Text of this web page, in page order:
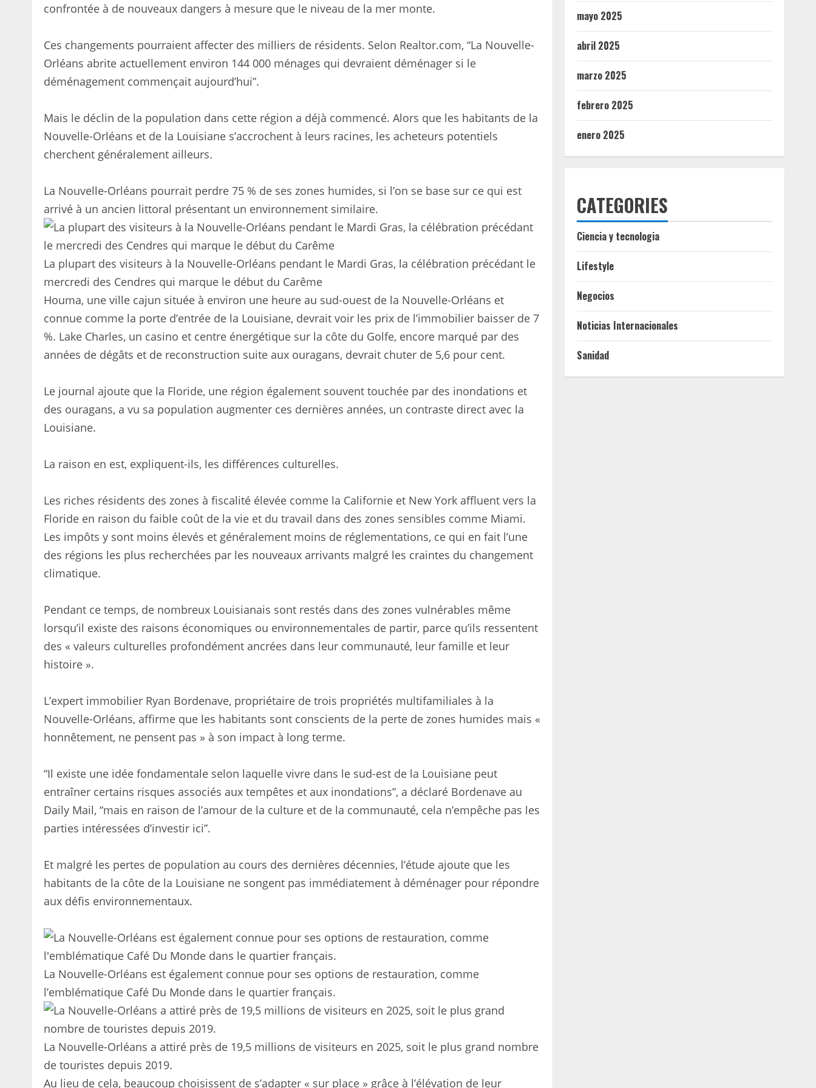
confrontée à de nouveaux dangers à mesure que le niveau de la mer monte.
Ces changements pourraient affecter des milliers de résidents. Selon Realtor.com, “La Nouvelle-
Orléans abrite actuellement environ 144 000 ménages qui devraient déménager si le
déménagement commençait aujourd’hui”.
Mais le déclin de la population dans cette région a déjà commencé. Alors que les habitants de la
Nouvelle-Orléans et de la Louisiane s’accrochent à leurs racines, les acheteurs potentiels
cherchent généralement ailleurs.
La Nouvelle-Orléans pourrait perdre 75 % de ses zones humides, si l’on se base sur ce qui est
arrivé à un ancien littoral présentant un environnement similaire.
La plupart des visiteurs à la Nouvelle-Orléans pendant le Mardi Gras, la célébration précédant le
mercredi des Cendres qui marque le début du Carême
Houma, une ville cajun située à environ une heure au sud-ouest de la Nouvelle-Orléans et
connue comme la porte d’entrée de la Louisiane, devrait voir les prix de l’immobilier baisser de 7
%. Lake Charles, un casino et centre énergétique sur la côte du Golfe, encore marqué par des
années de dégâts et de reconstruction suite aux ouragans, devrait chuter de 5,6 pour cent.
Le journal ajoute que la Floride, une région également souvent touchée par des inondations et
des ouragans, a vu sa population augmenter ces dernières années, un contraste direct avec la
Louisiane.
La raison en est, expliquent-ils, les différences culturelles.
Les riches résidents des zones à fiscalité élevée comme la Californie et New York affluent vers la
Floride en raison du faible coût de la vie et du travail dans des zones sensibles comme Miami.
Les impôts y sont moins élevés et généralement moins de réglementations, ce qui en fait l’une
des régions les plus recherchées par les nouveaux arrivants malgré les craintes du changement
climatique.
Pendant ce temps, de nombreux Louisianais sont restés dans des zones vulnérables même
lorsqu’il existe des raisons économiques ou environnementales de partir, parce qu’ils ressentent
des « valeurs culturelles profondément ancrées dans leur communauté, leur famille et leur
histoire ».
L’expert immobilier Ryan Bordenave, propriétaire de trois propriétés multifamiliales à la
Nouvelle-Orléans, affirme que les habitants sont conscients de la perte de zones humides mais «
honnêtement, ne pensent pas » à son impact à long terme.
“Il existe une idée fondamentale selon laquelle vivre dans le sud-est de la Louisiane peut
entraîner certains risques associés aux tempêtes et aux inondations”, a déclaré Bordenave au
Daily Mail, “mais en raison de l’amour de la culture et de la communauté, cela n’empêche pas les
parties intéressées d’investir ici”.
Et malgré les pertes de population au cours des dernières décennies, l’étude ajoute que les
habitants de la côte de la Louisiane ne songent pas immédiatement à déménager pour répondre
aux défis environnementaux.
La Nouvelle-Orléans est également connue pour ses options de restauration, comme
l’emblématique Café Du Monde dans le quartier français.
La Nouvelle-Orléans a attiré près de 19,5 millions de visiteurs en 2025, soit le plus grand nombre
de touristes depuis 2019.
Au lieu de cela, beaucoup choisissent de s’adapter « sur place » grâce à l’élévation de leur
mayo 2025
abril 2025
marzo 2025
febrero 2025
enero 2025
CATEGORIES
Ciencia y tecnologia
Lifestyle
Negocios
Noticias Internacionales
Sanidad